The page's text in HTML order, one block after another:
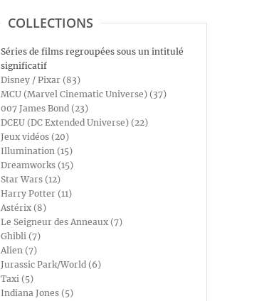
COLLECTIONS
Séries de films regroupées sous un intitulé
significatif
Disney / Pixar (83)
MCU (Marvel Cinematic Universe) (37)
007 James Bond (23)
DCEU (DC Extended Universe) (22)
Jeux vidéos (20)
Illumination (15)
Dreamworks (15)
Star Wars (12)
Harry Potter (11)
Astérix (8)
Le Seigneur des Anneaux (7)
Ghibli (7)
Alien (7)
Jurassic Park/World (6)
Taxi (5)
Indiana Jones (5)